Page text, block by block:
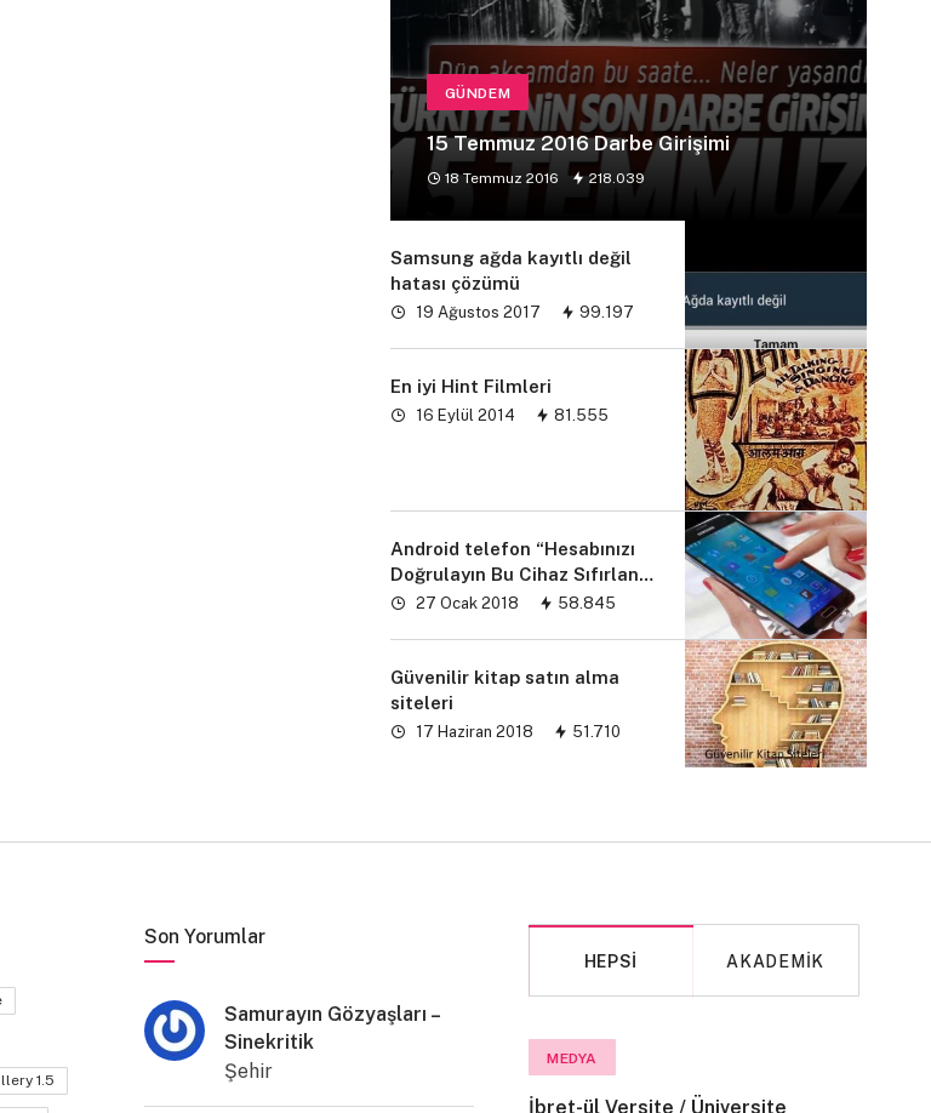
GÜNDEM
15 Temmuz 2016 Darbe Girişimi
18 Temmuz 2016 218.039
Samsung ağda kayıtlı değil
hatası çözümü
19 Ağustos 2017 99.197
En iyi Hint Filmleri
16 Eylül 2014 81.555
Android telefon “Hesabınızı
Doğrulayın Bu Cihaz Sıfırlandı
sorunu” çözümü
27 Ocak 2018 58.845
Güvenilir kitap satın alma
siteleri
17 Haziran 2018 51.710
1.5
Son Yorumlar
Samurayın Gözyaşları –
Sinekritik
Şehir
HEPSI AKADEMIK
MEDYA
İbret-ül Versite / Üniversite